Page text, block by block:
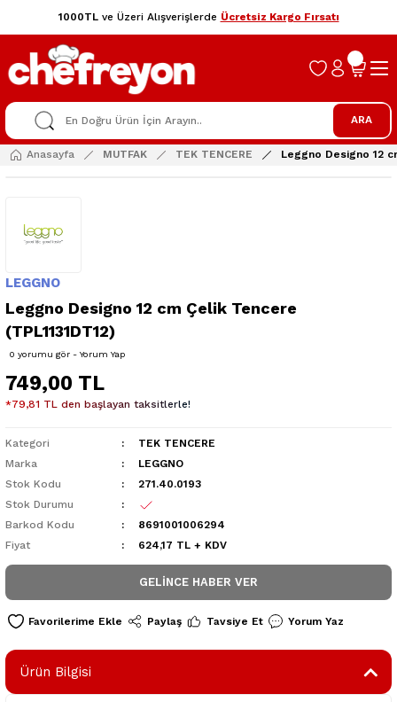
1000TLve Üzeri Alışverişlerde Ücretsiz Kargo Fırsatı
ARA
Anasayfa MUTFAK TEK TENCERE Leggno Designo 12
LEGGNO
Leggno Designo 12 cm Çelik Tencere
(TPL1131DT12)
0 yorumu gör - Yorum Yap
749,00 TL
*79,81 TL den başlayan taksitlerle!
Kategori
TEK TENCERE
Marka
LEGGNO
Stok Kodu
271.40.0193
Stok Durumu
Barkod Kodu
8691001006294
Fiyat
624,17 TL + KDV
GELINCE HABER VER
Paylaş Tavsiye Et Yorum Yaz
Ürün Bilgisi